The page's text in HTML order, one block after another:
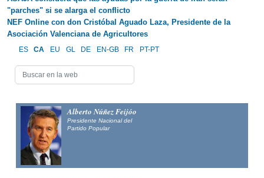
"parches" si se alarga el conflicto
NEF Online con don Cristóbal Aguado Laza, Presidente de la
Asociación Valenciana de Agricultores
ES CA EU GL DE EN-GB FR PT-PT
Alberto Núñez Feijóo
Presidente Nacional del
Partido Popular